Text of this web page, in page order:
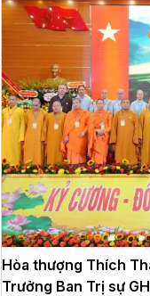
Hòa thượng Thích
Trưởng Ban Trị sự